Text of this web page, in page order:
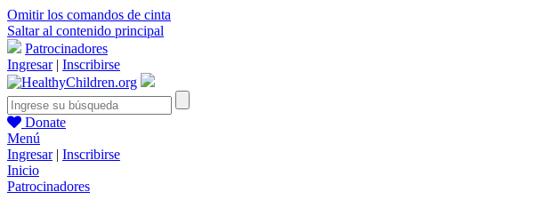
Omitir los comandos de cinta
Saltar al contenido principal
Patrocinadores
Ingresar| Inscribirse
Donate
Menú
Ingresar| Inscribirse
Inicio
Patrocinadores